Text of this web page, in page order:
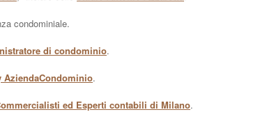
condominiale.
di condominio.
AziendaCondominio.
ed Esperti contabili di Milano.